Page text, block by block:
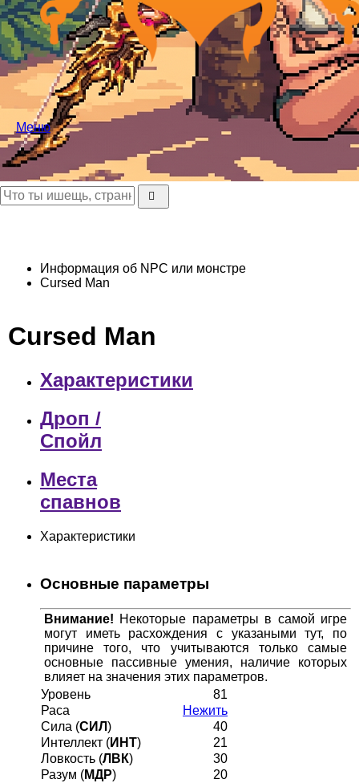
Меню
Информация об NPC или монстре
Cursed Man
Cursed Man
Характеристики
Дроп /
Спойл
Места
спавнов
Характеристики
Основные параметры
Внимание! Некоторые параметры в самой игре
могут иметь расхождения с указаными тут, по
причине того, что учитываются только самые
основные пассивные умения, наличие которых
влияет на значения этих параметров.
Уровень
81
Раса
Нежить
Сила (СИЛ)
40
Интеллект (ИНТ)
21
Ловкость (ЛВК)
30
Разум (МДР)
20